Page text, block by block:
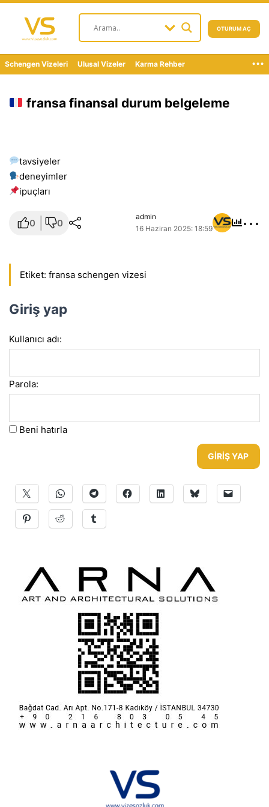
OTURUM AÇ
Schengen Vizeleri Ulusal Vizeler Karma Rehber ...
fransa finansal durum belgeleme
tavsiyeler
deneyimler
i̇puçları
0 0
admin
16 Haziran 2025: 18:59
⋯
Etiket: fransa schengen vizesi
Giriş yap
Kullanıcı adı:
Parola:
Beni hatırla
GIRIŞ YAP